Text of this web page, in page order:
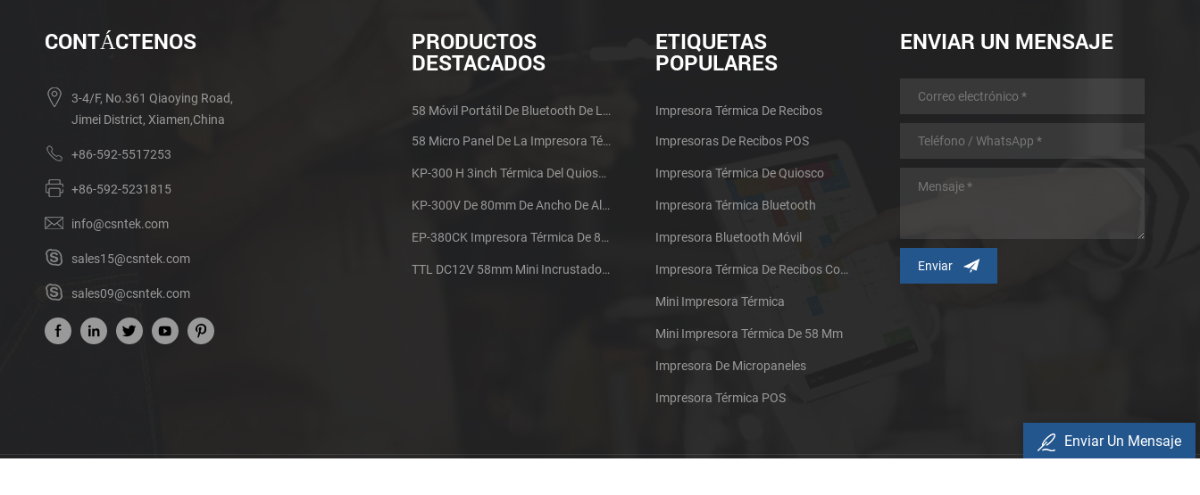
CONTÁCTENOS
3-4/F, No.361 Qiaoying Road,
Jimei District, Xiamen,China
+86-592-5517253
+86-592-5231815
info@csntek.com
sales15@csntek.com
sales09@csntek.com
PRODUCTOS
DESTACADOS
58 Móvil Portátil De Bluetooth De La Impresora Térmica De PTP-II
58 Micro Panel De La Impresora Térmica De Recibos CSN-A1
KP-300 H 3inch Térmica Del Quiosco De La Impresora Módulo De
KP-300V De 80mm De Ancho De Alta Velocidad De La Impresora Térmica Del Quiosco
EP-380CK Impresora Térmica De 80 Mm Con Bloqueo De La Tapa
TTL DC12V 58mm Mini Incrustado Taxi De La Impresora Térmica De Recibos
ETIQUETAS
POPULARES
Impresora Térmica De Recibos
Impresoras De Recibos POS
Impresora Térmica De Quiosco
Impresora Térmica Bluetooth
Impresora Bluetooth Móvil
Impresora Térmica De Recibos Con Micropanel.
Mini Impresora Térmica
Mini Impresora Térmica De 58 Mm
Impresora De Micropaneles
Impresora Térmica POS
ENVIAR UN MENSAJE
Enviar Un Mensaje